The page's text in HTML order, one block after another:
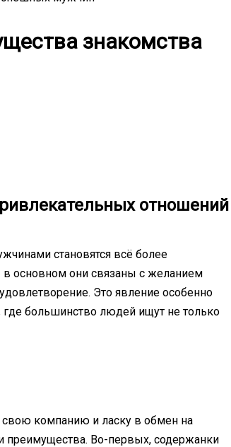
знакомства
отношений
становятся всё более
основном они связаны с желанием
Это явление особенно
где большинство людей ищут не только
компанию и ласку в обмен на
преимущества. Во-первых, содержанки